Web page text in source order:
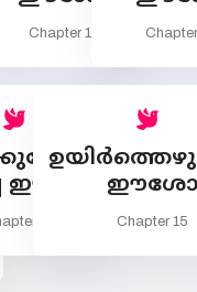
Chapter 11
ഈശോ
14
ഈശോ
Chapter 15